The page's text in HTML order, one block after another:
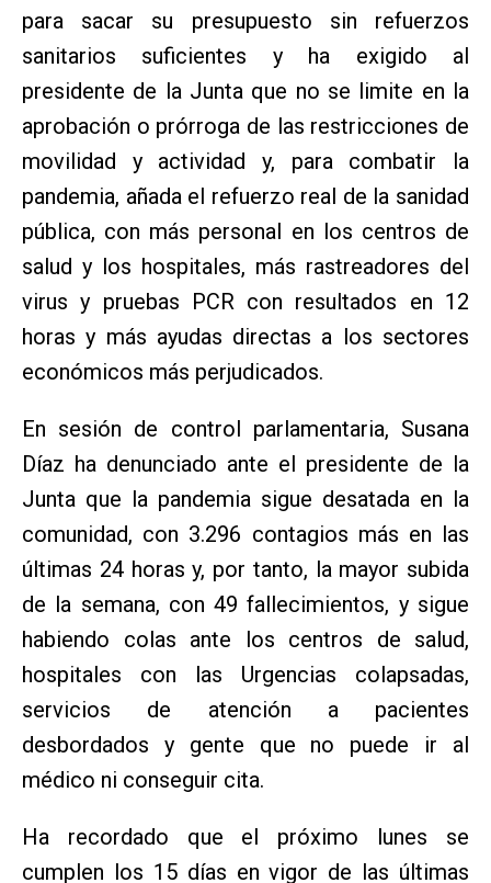
para sacar su presupuesto sin refuerzos
sanitarios suficientes y ha exigido al
presidente de la Junta que no se limite en la
aprobación o prórroga de las restricciones de
movilidad y actividad y, para combatir la
pandemia, añada el refuerzo real de la sanidad
pública, con más personal en los centros de
salud y los hospitales, más rastreadores del
virus y pruebas PCR con resultados en 12
horas y más ayudas directas a los sectores
económicos más perjudicados.
En sesión de control parlamentaria, Susana
Díaz ha denunciado ante el presidente de la
Junta que la pandemia sigue desatada en la
comunidad, con 3.296 contagios más en las
últimas 24 horas y, por tanto, la mayor subida
de la semana, con 49 fallecimientos, y sigue
habiendo colas ante los centros de salud,
hospitales con las Urgencias colapsadas,
servicios de atención a pacientes
desbordados y gente que no puede ir al
médico ni conseguir cita.
Ha recordado que el próximo lunes se
cumplen los 15 días en vigor de las últimas